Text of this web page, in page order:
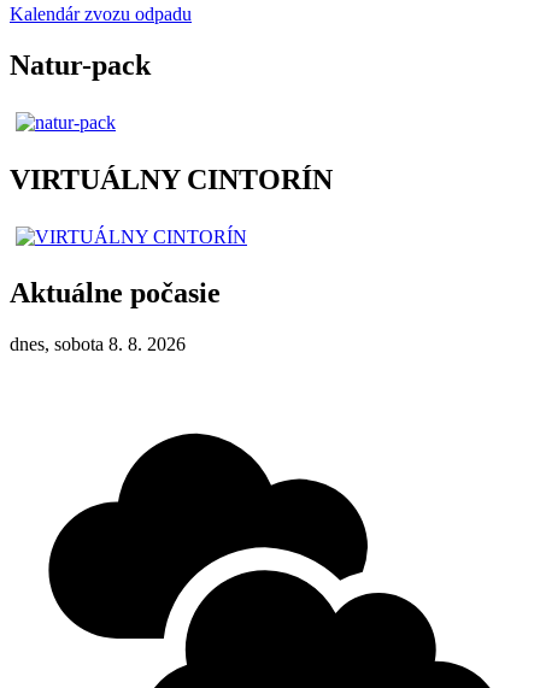
Kalendár zvozu odpadu
Natur-pack
VIRTUÁLNY CINTORÍN
Aktuálne počasie
dnes, sobota 8. 8. 2026